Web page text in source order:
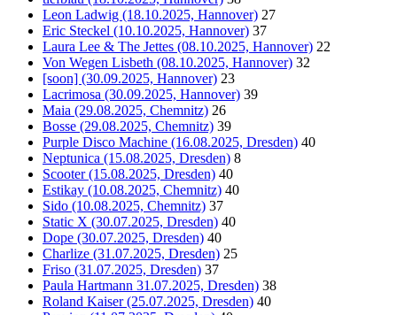
Leon Ladwig (18.10.2025, Hannover) 27
Eric Steckel (10.10.2025, Hannover) 37
Laura Lee & The Jettes (08.10.2025, Hannover) 22
Von Wegen Lisbeth (08.10.2025, Hannover) 32
[soon] (30.09.2025, Hannover) 23
Lacrimosa (30.09.2025, Hannover) 39
Maia (29.08.2025, Chemnitz) 26
Bosse (29.08.2025, Chemnitz) 39
Purple Disco Machine (16.08.2025, Dresden) 40
Neptunica (15.08.2025, Dresden) 8
Scooter (15.08.2025, Dresden) 40
Estikay (10.08.2025, Chemnitz) 40
Sido (10.08.2025, Chemnitz) 37
Static X (30.07.2025, Dresden) 40
Dope (30.07.2025, Dresden) 40
Charlize (31.07.2025, Dresden) 25
Friso (31.07.2025, Dresden) 37
Paula Hartmann 31.07.2025, Dresden) 38
Roland Kaiser (25.07.2025, Dresden) 40